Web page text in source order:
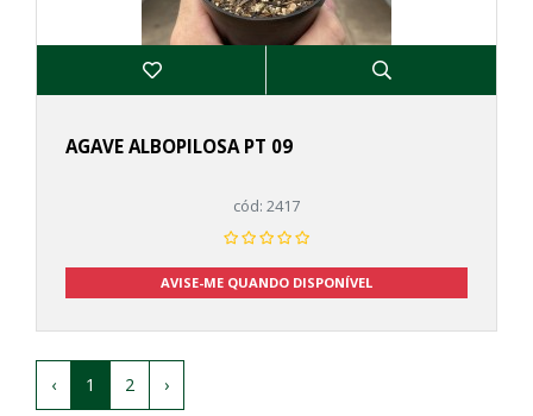
AGAVE ALBOPILOSA PT 09
cód: 2417
AVISE-ME QUANDO DISPONÍVEL
‹ 1 2 ›